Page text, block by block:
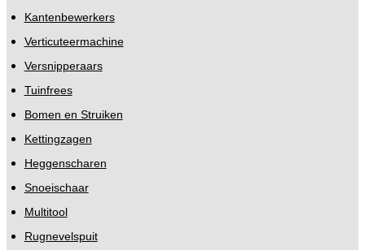
Kantenbewerkers
Verticuteermachine
Versnipperaars
Tuinfrees
Bomen en Struiken
Kettingzagen
Heggenscharen
Snoeischaar
Multitool
Rugnevelspuit